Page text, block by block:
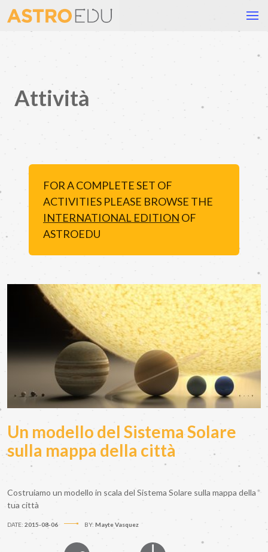
Attività
FOR A COMPLETE SET OF
ACTIVITIES PLEASE BROWSE THE
INTERNATIONAL EDITION OF
ASTROEDU
Un modello del Sistema Solare
sulla mappa della città
Costruiamo un modello in scala del Sistema Solare sulla mappa della
tua città
DATE: 2015-08-06 BY: Mayte Vasquez